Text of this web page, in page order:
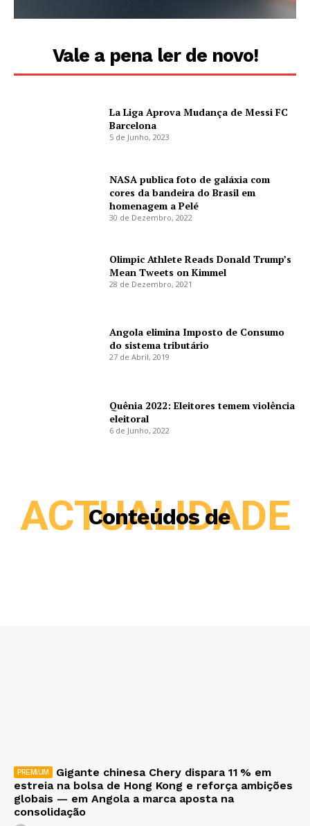
Vale a pena ler de novo!
La Liga Aprova Mudança de Messi FC
Barcelona
5 de Junho, 2023
NASA publica foto de galáxia com
cores da bandeira do Brasil em
homenagem a Pelé
30 de Dezembro, 2022
Olimpic Athlete Reads Donald Trump’s
Mean Tweets on Kimmel
28 de Dezembro, 2021
Angola elimina Imposto de Consumo
do sistema tributário
27 de Abril, 2019
Quênia 2022: Eleitores temem violência
eleitoral
6 de Junho, 2022
Conteúdos de
ACTUALIDADE
Gigante chinesa Chery dispara 11 % em
estreia na bolsa de Hong Kong e reforça ambições
globais — em Angola a marca aposta na
consolidação